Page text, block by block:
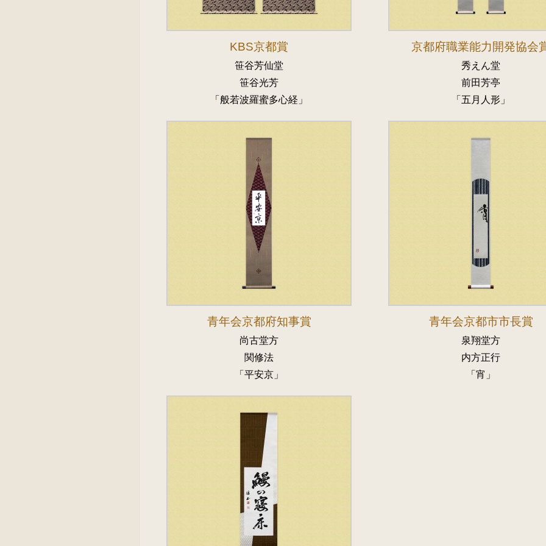
KBS京都賞
笹谷芳仙堂
笹谷光芳
「般若波羅蜜多心経」
京都府職業能力開発協会
秀えん堂
前田芳亭
「五月人形」
青年会京都府知事賞
尚古堂方
関修法
「平安京」
青年会京都市市長賞
泉翔堂方
内方正行
「宵」